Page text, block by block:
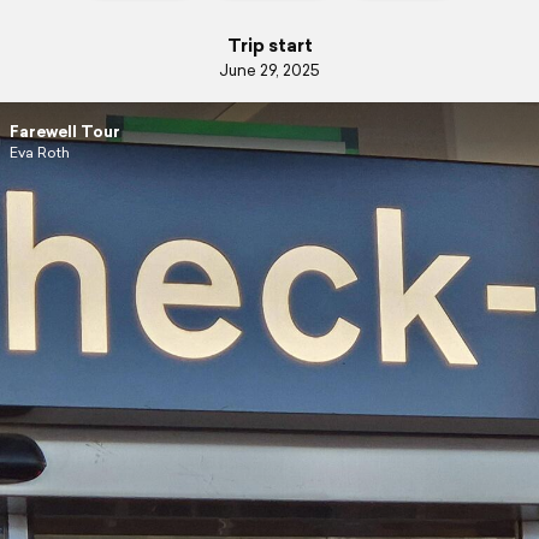
Trip start
June 29, 2025
Farewell Tour
Eva Roth